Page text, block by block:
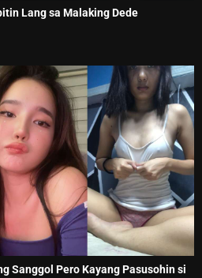
Lang sa Malaking Dede
Sanggol Pero Kayang Pasusohin si